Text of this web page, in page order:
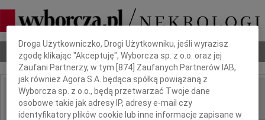
Nekrologi Odeszli Poradnik pogrzebowy
IMIĘ I NAZWISKO: Gerard Pielczyk
Dbamy o Twoją prywatność
Droga Użytkowniczko, Drogi Użytkowniku, jeśli wyrazisz
zgodę klikając "Akceptuję", Wyborcza sp. z o.o. oraz jej
Zaufani Partnerzy, w tym [874 ] Zaufanych Partnerów IAB,
jak również Agora S.A. będąca spółką powiązaną z
Wyborcza sp. z o.o., będą przetwarzać Twoje dane
osobowe takie jak adresy IP, adresy e-mail czy
identyfikatory plików cookie lub inne informacje zapisane w